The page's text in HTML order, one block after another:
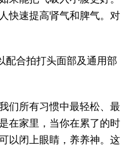
快速提高肾气和脾气。对
配合拍打头面部及通用部
们所有习惯中最轻松、最
在家里，当你在累了的时
以闭上眼睛，养养神。这